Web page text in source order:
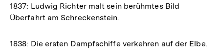
1837: Ludwig Richter malt sein berühmtes Bild
Überfahrt am Schreckenstein.
1838: Die ersten Dampfschiffe verkehren auf der Elbe.